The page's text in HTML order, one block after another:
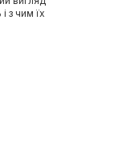
з чим їх